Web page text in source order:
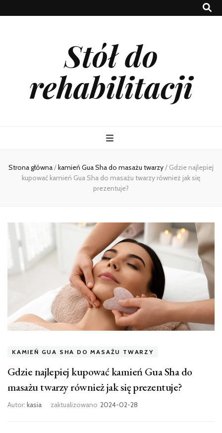
Stół do
rehabilitacji
Strona główna/kamień Gua Sha do masażu twarzy/ Gdzie najlepiej
kupować kamień Gua Sha do masażu twarzy również jak się
prezentuje?
KAMIEŃ GUA SHA DO MASAŻU TWARZY
Gdzie najlepiej kupować kamień Gua Sha do
masażu twarzy również jak się prezentuje?
Autor: kasia zaktualizowano 2024-02-28